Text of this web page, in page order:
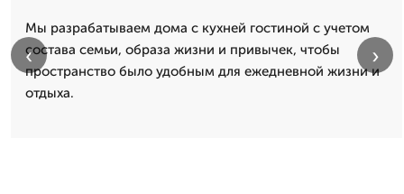
Мы разрабатываем дома с кухней гостиной с учетом
состава семьи, образа жизни и привычек, чтобы
пространство было удобным для ежедневной жизни и
отдыха.
‹ ›